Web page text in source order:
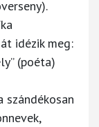
idézik meg:
(poéta)